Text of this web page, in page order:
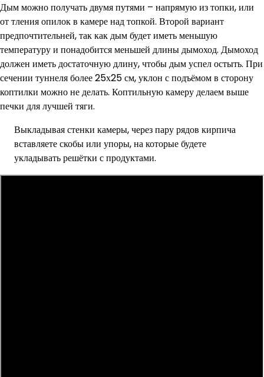
Дым можно получать двумя путями – напрямую из топки, или
от тления опилок в камере над топкой. Второй вариант
предпочтительней, так как дым будет иметь меньшую
температуру и понадобится меньшей длины дымоход. Дымоход
должен иметь достаточную длину, чтобы дым успел остыть. При
сечении туннеля более 25х25 см, уклон с подъёмом в сторону
коптилки можно не делать. Коптильную камеру делаем выше
печки для лучшей тяги.
Выкладывая стенки камеры, через пару рядов кирпича
вставляете скобы или упоры, на которые будете
укладывать решётки с продуктами.